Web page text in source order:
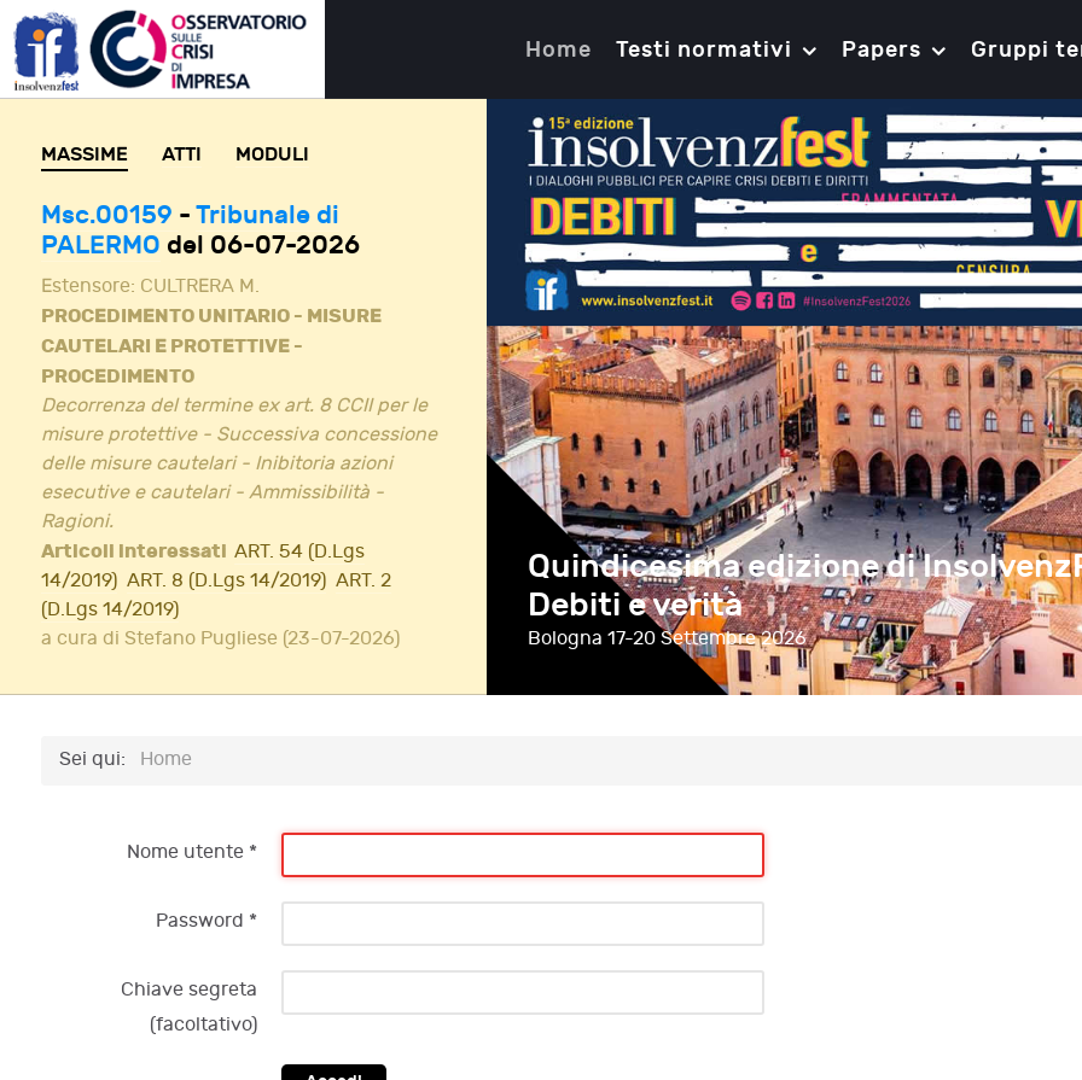
Home Testi normativi Papers Gruppi
MASSIME ATTI MODULI
Msc.00159 - Tribunale di
PALERMO del 06-07-2026
Estensore: CULTRERA M.
PROCEDIMENTO UNITARIO - MISURE
CAUTELARI E PROTETTIVE -
PROCEDIMENTO
Decorrenza del termine ex art. 8 CCII per le
misure protettive - Successiva concessione
delle misure cautelari - Inibitoria azioni
esecutive e cautelari - Ammissibilità -
Ragioni.
Articoli interessati ART. 54 (D.Lgs
14/2019) ART. 8 (D.Lgs 14/2019) ART. 2
(D.Lgs 14/2019)
a cura di Stefano Pugliese (23-07-2026)
Quindicesima edizione di
Debiti e verità
Bologna 17-20 Settembre 2026
Sei qui: Home
Nome utente *
Password *
Chiave segreta
(facoltativo)